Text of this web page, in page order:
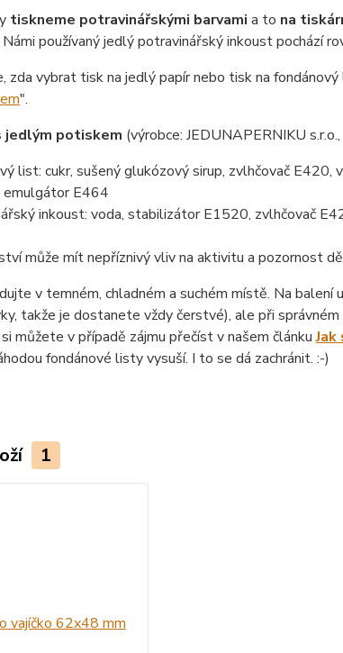
tiskneme potravinářskými barvami a to na
používaný jedlý potravinářský inkoust pochází
zda vybrat tisk na jedlý papír nebo tisk na
".
jedlým potiskem (výrobce: JEDUNAPERNIKU
list: cukr, sušený glukózový sirup, zvlhčovač
E464
inkoust: voda, stabilizátor E1520, zvlhčovač
může mít nepříznivý vliv na aktivitu a pozornost
v temném, chladném a suchém místě. Na
takže je dostanete vždy čerstvé), ale při
můžete v případě zájmu přečíst v našem článku
fondánové listy vysuší. I to se dá zachránit. :-)
1